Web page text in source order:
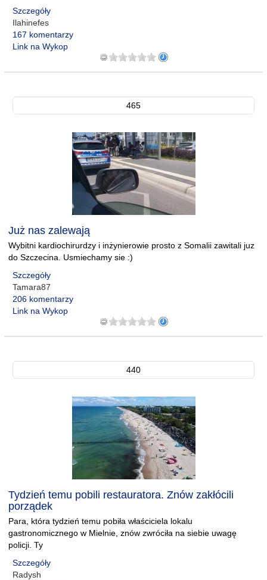
Szczegóły
Ilahinefes
167 komentarzy
Link na Wykop
465
Już nas zalewają
Wybitni kardiochirurdzy i inżynierowie prosto z Somalii zawitali juz
do Szczecina. Usmiechamy sie :)
Szczegóły
Tamara87
206 komentarzy
Link na Wykop
440
Tydzień temu pobili restauratora. Znów zakłócili
porządek
Para, która tydzień temu pobiła właściciela lokalu
gastronomicznego w Mielnie, znów zwróciła na siebie uwagę
policji. Ty
Szczegóły
Radysh